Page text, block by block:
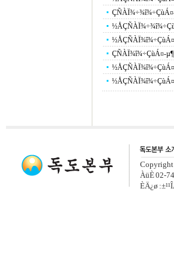
ÇÑÀÏ¾÷¾î¾÷ÇùÁ¤-
½ÅÇÑÀÏ¾î¾÷ÇùÁ¤-
ÇÑÀÏ¾î¾÷ÇùÁ¤-
½ÅÇÑÀÏ¾î¾÷ÇùÁ¤-
½ÅÇÑÀÏ¾î¾÷ÇùÁ¤-
Copyright
ÀüÈ­ 02-
ÈÄ¿ø